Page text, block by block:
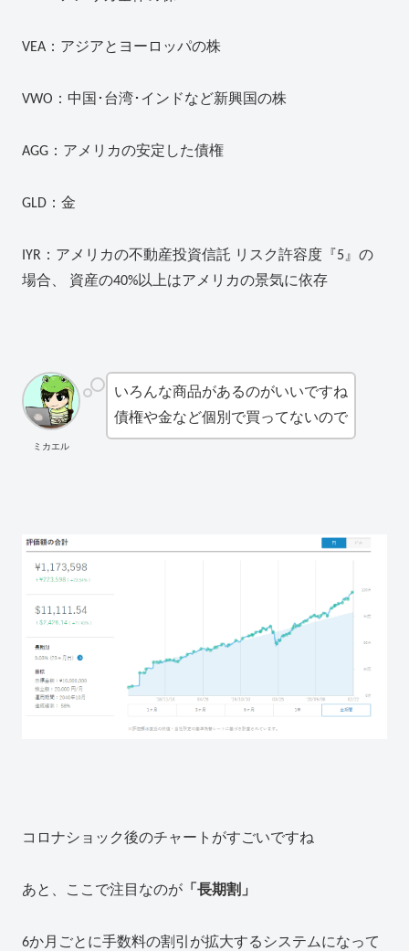
VEA：アジアとヨーロッパの株
VWO：中国･台湾･インドなど新興国の株
AGG：アメリカの安定した債権
GLD：金
IYR：アメリカの不動産投資信託 リスク許容度『5』の
場合、 資産の40%以上はアメリカの景気に依存
ミカエル
いろんな商品があるのがいいですね
債権や金など個別で買ってないので
コロナショック後のチャートがすごいですね
あと、ここで注目なのが 「長期割」
6か月ごとに手数料の割引が拡大するシステムになって